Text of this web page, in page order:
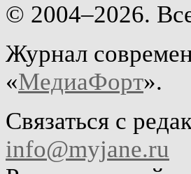
© 2004–2026.
Журнал
«МедиаФорт».
Связаться с
info@myjane.ru